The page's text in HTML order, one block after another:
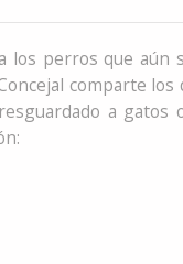
los perros que aún
comparte los
a gatos